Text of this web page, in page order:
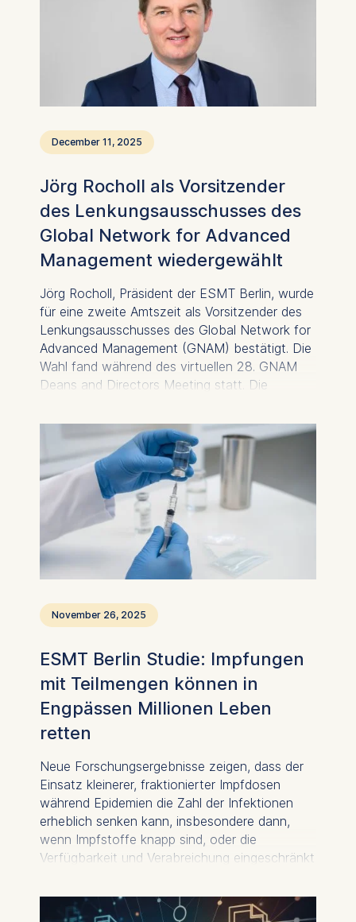
December 11, 2025
Jörg Rocholl als Vorsitzender
des Lenkungsausschusses des
Global Network for Advanced
Management wiedergewählt
Jörg Rocholl, Präsident der ESMT Berlin, wurde
für eine zweite Amtszeit als Vorsitzender des
Lenkungsausschusses des Global Network for
Advanced Management (GNAM) bestätigt. Die
Wahl fand während des virtuellen 28. GNAM
Deans and Directors Meeting statt. Die
hervor, welche die ESMT innerhalb dieser
globalen Allianz führender Business Schools
einnimmt.
November 26, 2025
ESMT Berlin Studie: Impfungen
mit Teilmengen können in
Engpässen Millionen Leben
retten
Neue Forschungsergebnisse zeigen, dass der
Einsatz kleinerer, fraktionierter Impfdosen
während Epidemien die Zahl der Infektionen
erheblich senken kann, insbesondere dann,
wenn Impfstoffe knapp sind, oder die
Verfügbarkeit und Verabreichung eingeschränkt
bereitgestellt, um zu bestimmen, wann und in
welchem Umfang Impfdosen geteilt werden
Cookies that are required
for basic website
functionality.
Cookies contained in
this category are:
Marketing
Cookies that help us to
advertisement banners.
Cookies contained in
this category are:
Statistics
Cookies that submit
anonymous activity data to
analytics software. This
data helps us improve our
website.
Cookies contained in